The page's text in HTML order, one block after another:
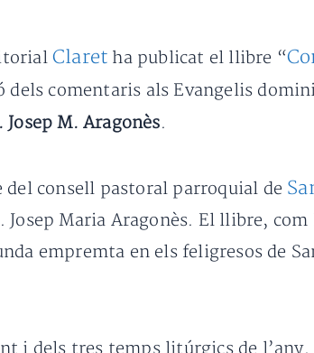
Claret ha publicat el llibre “
comentaris als Evangelis
Josep M. Aragonès.
del consell pastoral parroquial de
Maria Aragonès. El llibre,
empremta en els feligresos de